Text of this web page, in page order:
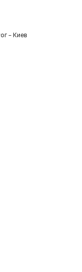
– Киев